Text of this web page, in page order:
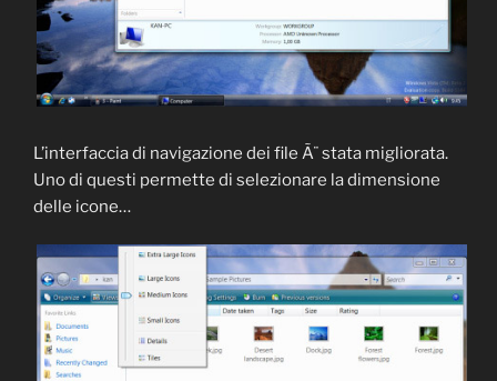
L’interfaccia di navigazione dei file Ã¨ stata migliorata.
Uno di questi permette di selezionare la dimensione
delle icone…